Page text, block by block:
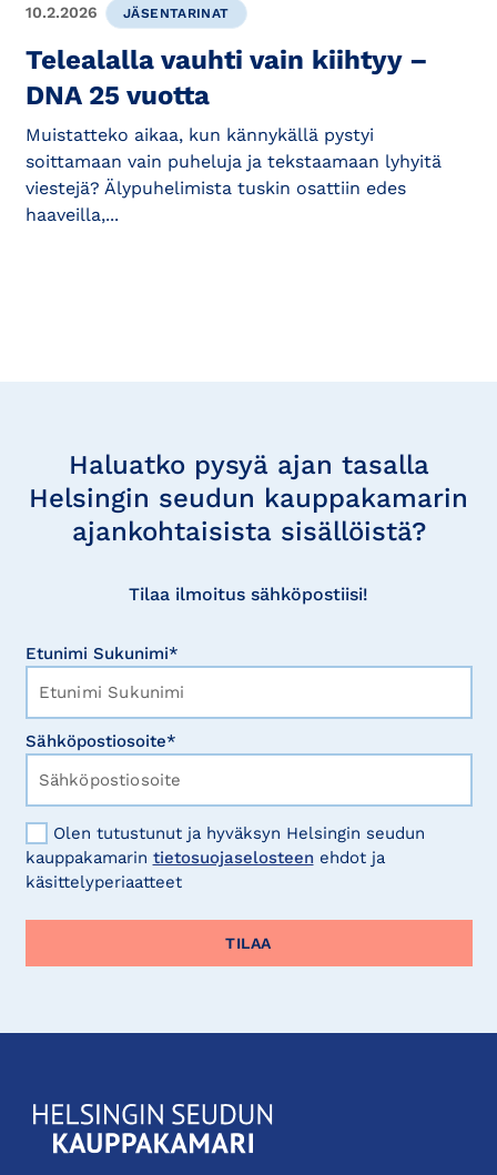
10.2.2026 JÄSENTARINAT
Telealalla vauhti vain kiihtyy –
DNA 25 vuotta
Muistatteko aikaa, kun kännykällä pystyi
soittamaan vain puheluja ja tekstaamaan lyhyitä
viestejä? Älypuhelimista tuskin osattiin edes
haaveilla,...
Haluatko pysyä ajan tasalla
Helsingin seudun kauppakamarin
ajankohtaisista sisällöistä?
Tilaa ilmoitus sähköpostiisi!
Etunimi Sukunimi*
Sähköpostiosoite*
Olen tutustunut ja hyväksyn Helsingin seudun
kauppakamarin tietosuojaselosteen ehdot ja
käsittelyperiaatteet
KauppakamariHelsingin
seudun